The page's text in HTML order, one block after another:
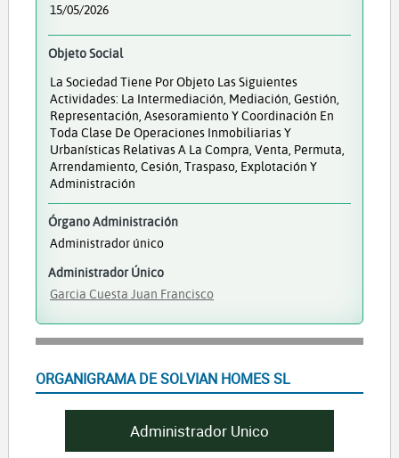
15/05/2026
Objeto Social
La Sociedad Tiene Por Objeto Las Siguientes
Actividades: La Intermediación, Mediación, Gestión,
Representación, Asesoramiento Y Coordinación En
Toda Clase De Operaciones Inmobiliarias Y
Urbanísticas Relativas A La Compra, Venta, Permuta,
Arrendamiento, Cesión, Traspaso, Explotación Y
Administración
Órgano Administración
Administrador único
Administrador Único
Garcia Cuesta Juan Francisco
ORGANIGRAMA DE SOLVIAN HOMES SL
Administrador Unico